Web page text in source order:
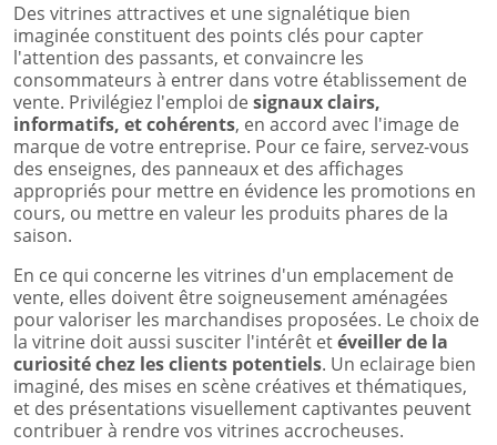
Des vitrines attractives et une signalétique bien
imaginée constituent des points clés pour capter
l'attention des passants, et convaincre les
consommateurs à entrer dans votre établissement de
vente. Privilégiez l'emploi designaux clairs,
informatifs, et cohérents, en accord avec l'image de
marque de votre entreprise. Pour ce faire, servez-vous
des enseignes, des panneaux et des affichages
appropriés pour mettre en évidence les promotions en
cours, ou mettre en valeur les produits phares de la
saison.
En ce qui concerne les vitrines d'un emplacement de
vente, elles doivent être soigneusement aménagées
pour valoriser les marchandises proposées. Le choix de
la vitrine doit aussi susciter l'intérêt etéveiller de la
curiosité chez les clients potentiels. Un eclairage bien
imaginé, des mises en scène créatives et thématiques,
et des présentations visuellement captivantes peuvent
contribuer à rendre vos vitrines accrocheuses.